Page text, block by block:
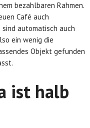
bezahlbaren Rahmen.
Café auch
automatisch auch
ein wenig die
Objekt gefunden
ist halb